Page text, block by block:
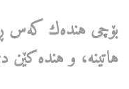
بۆچیهندهككهس
هاتینه، وهندهكێن